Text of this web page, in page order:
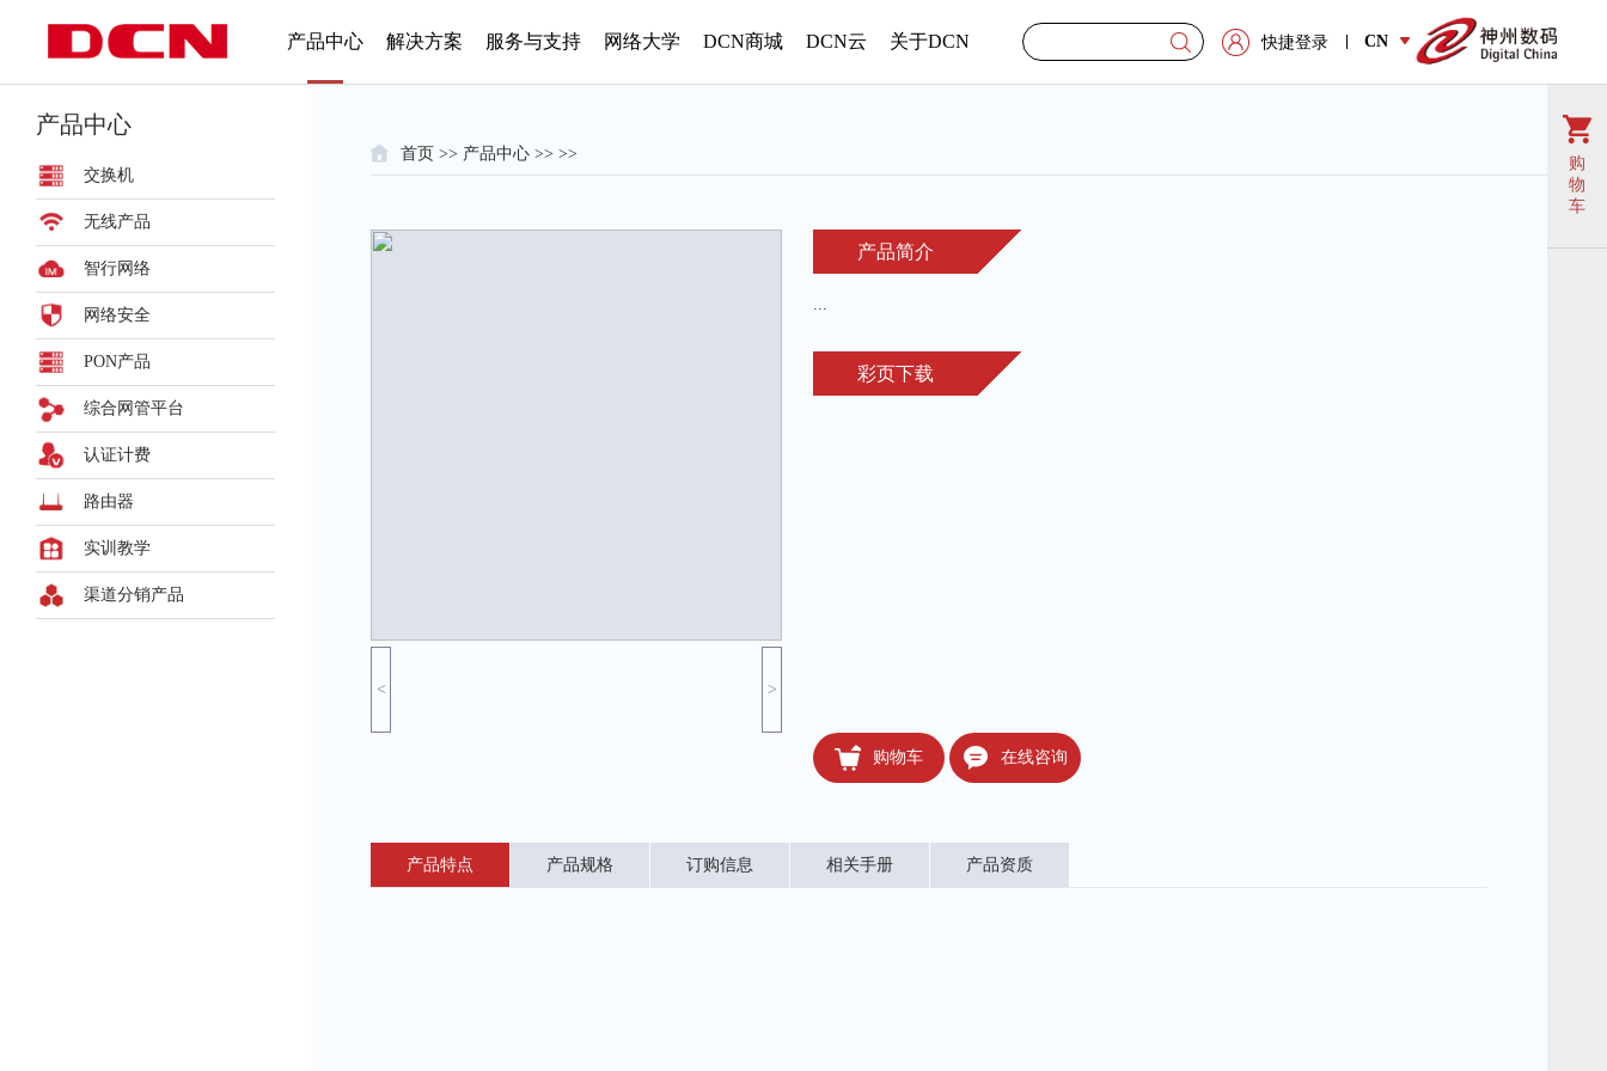
快捷登录 CN
产品中心 解决方案 服务与支持 网络大学 DCN商城 DCN云 关于DCN
产品中心
交换机
无线产品
智行网络
网络安全
PON产品
综合网管平台
认证计费
路由器
实训教学
渠道分销产品
首页 >> 产品中心 >> >>
< >
产品简介
...
彩页下载
购物车 在线咨询
产品特点 产品规格 订购信息 相关手册 产品资质
购
物
车